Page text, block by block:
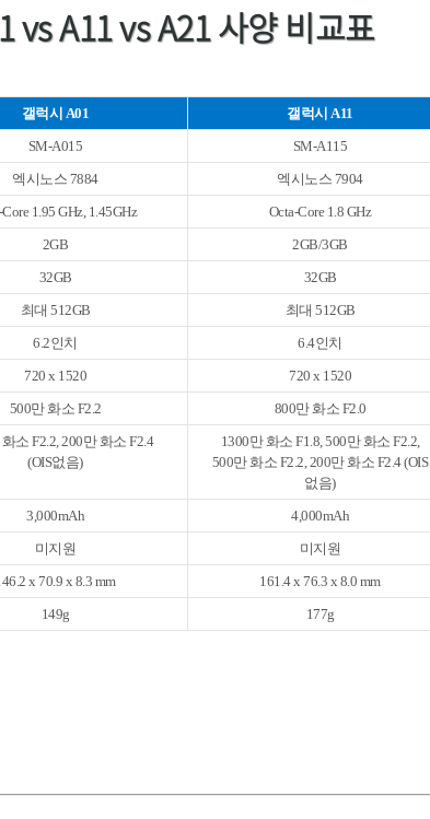
vs A11 vs A21 사양 비교표
갤럭시 A01 갤럭시 A11
SM-A015 SM-A115
엑시노스 7884 엑시노스 7904
Core 1.95 GHz, 1.45GHz Octa-Core 1.8 GHz
2GB 2GB/3GB
32GB 32GB
최대 512GB 최대 512GB
6.2인치 6.4인치
720 x 1520 720 x 1520
500만 화소 F2.2 800만 화소 F2.0
소 F2.2, 200만 화소 F2.4
(OIS없음)
1300만 화소 F1.8, 500만 화소 F2.2,
500만 화소 F2.2, 200만 화소 F2.4 (OIS
없음)
3,000mAh 4,000mAh
미지원 미지원
x 70.9 x 8.3 mm 161.4 x 76.3 x 8.0 mm
149g 177g